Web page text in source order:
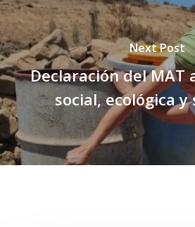
Next Post
Declaración del MAT
social, ecológica